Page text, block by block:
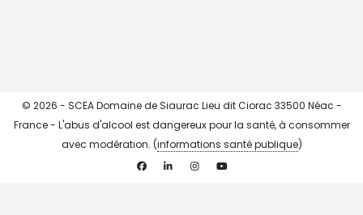
© 2026 - SCEA Domaine de Siaurac Lieu dit Ciorac 33500 Néac -
France - L'abus d'alcool est dangereux pour la santé, à consommer
avec modération. (informations santé publique)
FacebookLinkedin InstagramYouTube